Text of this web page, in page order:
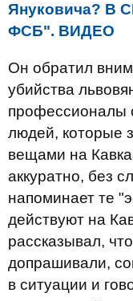
Януковича? В
ФСБ". ВИДЕО
Он обратил
убийства
профессионалы
людей, которые
вещами на
аккуратно, без
напоминает те
действуют на
рассказывал,
допрашивали,
в ситуации и